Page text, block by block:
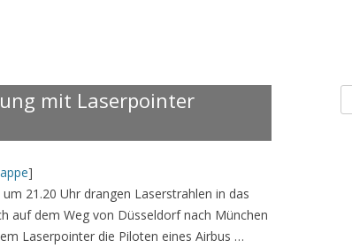
mit Laserpointer
]
21.20 Uhr drangen Laserstrahlen in das
auf dem Weg von Düsseldorf nach München
Laserpointer die Piloten eines Airbus …